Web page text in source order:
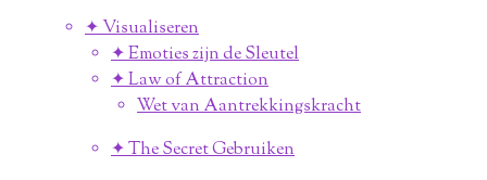
✦ Visualiseren
✦ Emoties zijn de Sleutel
✦ Law of Attraction
Wet van Aantrekkingskracht
✦ The Secret Gebruiken